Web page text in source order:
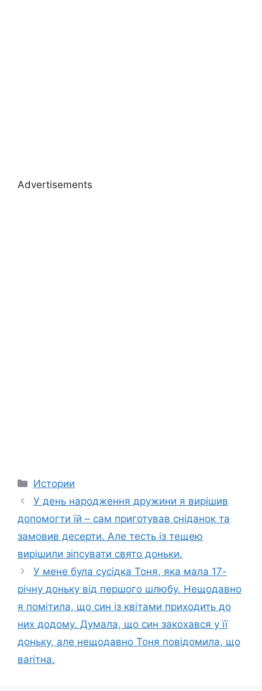
Advertisements
Categories
Истории
У день народження дружини я вирішив
допомогти їй – сам приготував сніданок та
замовив десерти. Але тесть із тещею
вирішили зіпсувати свято доньки.
У мене була сусідка Тоня, яка мала 17-
річну доньку від першого шлюбу. Нещодавно
я помітила, що син із квітами приходить до
них додому. Думала, що син закохався у її
доньку, але нещодавно Тоня повідомила, що
ваrітна.